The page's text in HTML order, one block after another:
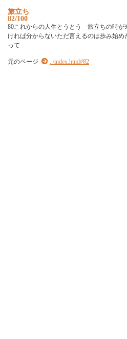
旅立ち
82/100
80これからの人生とうとう 旅立ちの時が
ければ分からないただ言えるのは歩み始
って
元のページ ../index.html#82